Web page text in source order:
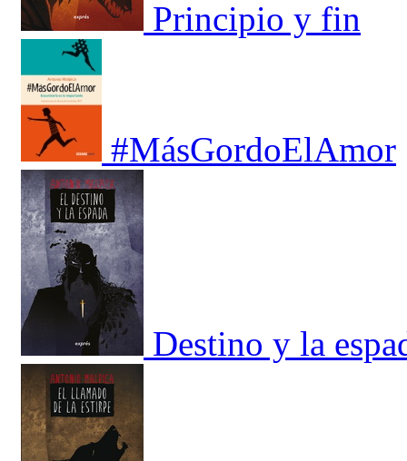
Principio y fin
#MásGordoElAmor
Destino y la